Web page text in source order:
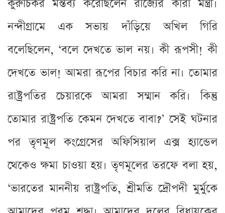
কুরুচিকর মন্তব্য করেছিলেন রাজ্যের কারা মন্ত্রী।
নন্দীগ্রামে এক সভায় দাঁড়িয়ে অখিল গিরি
বলেছিলেন, ‘বলে দেখতে ভাল নয়। কী রূপসী! কী
দেখতে ভাল! আমরা রূপের বিচার করি না। তোমার
রাষ্ট্রপতির চেয়ারকে আমরা সম্মান করি। কিন্তু
তোমার রাষ্ট্রপতি কেমন দেখতে বাবা?’ সেই ঘটনার
পর তৃণমূল কংগ্রেসের অফিসিয়াল এক্স হ্যান্ডেল
থেকেও ক্ষমা চাওয়া হয়। তৃণমূলের তরফে বলা হয়,
‘ভারতের মাননীয় রাষ্ট্রপতি, শ্রীমতি দ্রৌপদী মুর্মুকে